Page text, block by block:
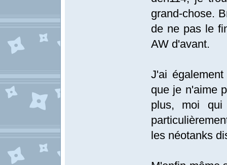
grand-chose.
de ne pas le
AW d'avant.
J'ai
que je n'aime
plus, moi qui
les néotanks